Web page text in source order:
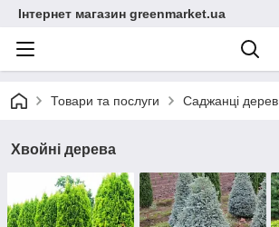
Інтернет магазин greenmarket.ua
Товари та послуги Саджанці дерев
Хвойні дерева